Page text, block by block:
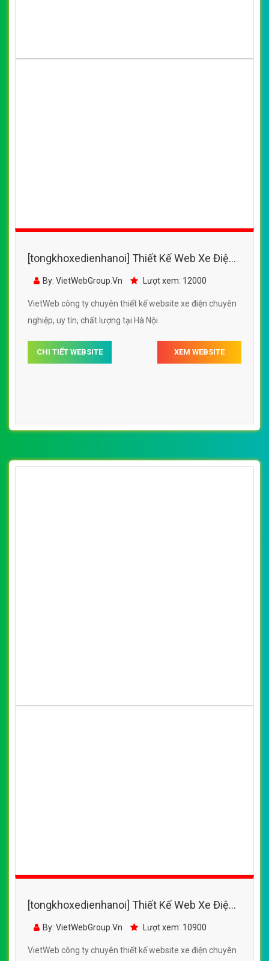
[tongkhoxedienhanoi] Thiết Kế Web Xe Điện
Yến Oanh đẹp, chuyên nghiệp chuẩn SEO
By: VietWebGroup.Vn Lượt xem: 12000
VietWeb công ty chuyên thiết kế website xe điện chuyên
nghiệp, uy tín, chất lượng tại Hà Nội
CHI TIẾT WEBSITE XEM WEBSITE
[tongkhoxedienhanoi] Thiết Kế Web Xe Điện
Pega đẹp, chuyên nghiệp chuẩn SEO
By: VietWebGroup.Vn Lượt xem: 10900
VietWeb công ty chuyên thiết kế website xe điện chuyên